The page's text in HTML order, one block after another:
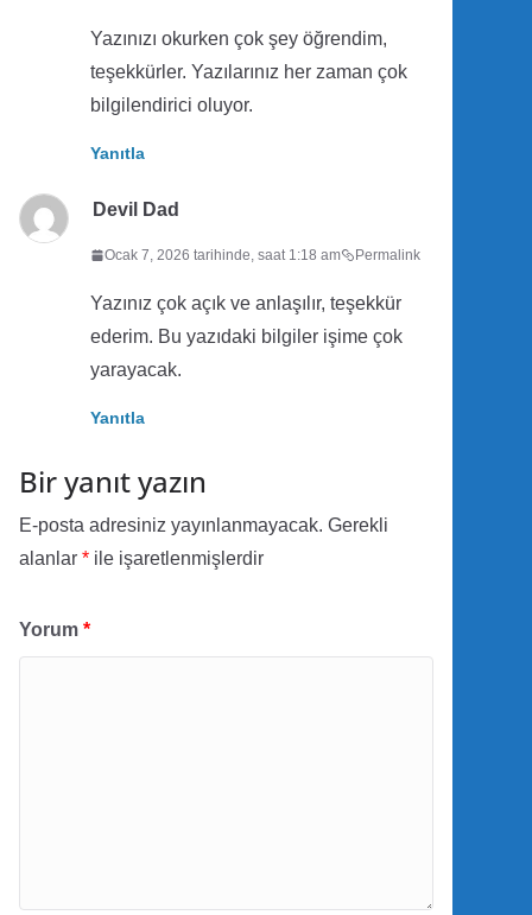
Yazınızı okurken çok şey öğrendim,
teşekkürler. Yazılarınız her zaman çok
bilgilendirici oluyor.
Yanıtla
Devil Dad
Ocak 7, 2026 tarihinde, saat 1:18 am Permalink
Yazınız çok açık ve anlaşılır, teşekkür
ederim. Bu yazıdaki bilgiler işime çok
yarayacak.
Yanıtla
Bir yanıt yazın
E-posta adresiniz yayınlanmayacak. Gerekli
alanlar * ile işaretlenmişlerdir
Yorum *